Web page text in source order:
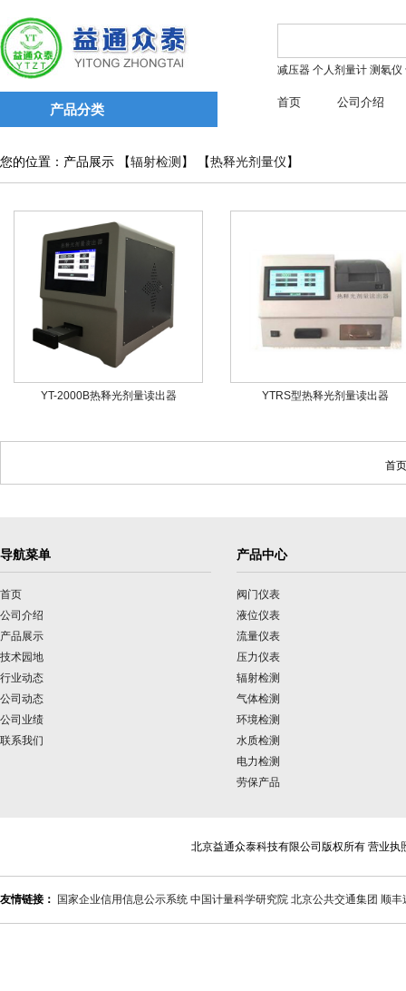
产品分类
减压器 个人剂量计 测氡仪
首页 公司介绍
您的位置：产品展示 【辐射检测 】 【热释光剂量仪 】
YT-2000B热释光剂量读出器 YTRS型热释光剂量读出器
首
导航菜单
首页
公司介绍
产品展示
技术园地
行业动态
公司动态
公司业绩
联系我们
产品中心
阀门仪表
液位仪表
流量仪表
压力仪表
辐射检测
气体检测
环境检测
水质检测
电力检测
劳保产品
北京益通众泰科技有限公司版权所有 营业执
友情链接： 国家企业信用信息公示系统 中国计量科学研究院 北京公共交通集团 顺丰